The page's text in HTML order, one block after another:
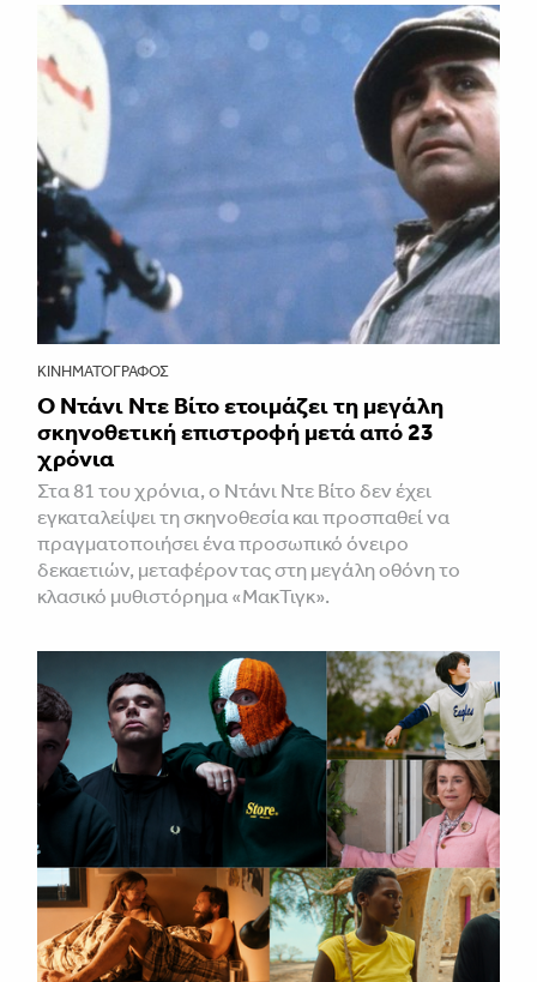
ΚΙΝΗΜΑΤΟΓΡΆΦΟΣ
Ο Ντάνι Ντε Βίτο ετοιμάζει τη μεγάλη
σκηνοθετική επιστροφή μετά από 23
χρόνια
Στα 81 του χρόνια, ο Ντάνι Ντε Βίτο δεν έχει
εγκαταλείψει τη σκηνοθεσία και προσπαθεί να
πραγματοποιήσει ένα προσωπικό όνειρο
δεκαετιών, μεταφέροντας στη μεγάλη οθόνη το
κλασικό μυθιστόρημα «ΜακΤιγκ».